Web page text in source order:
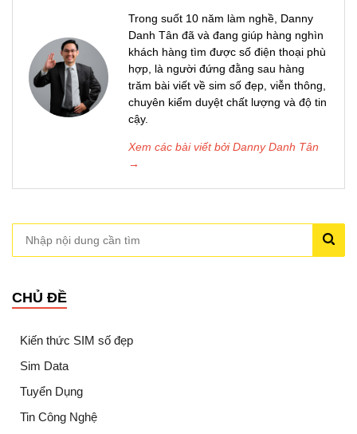
Trong suốt 10 năm làm nghề, Danny
Danh Tân đã và đang giúp hàng nghìn
khách hàng tìm được số điện thoại phù
hợp, là người đứng đằng sau hàng
trăm bài viết về sim số đẹp, viễn thông,
chuyên kiểm duyệt chất lượng và độ tin
cậy.
Xem các bài viết bởi Danny Danh Tân
→
CHỦ ĐỀ
Kiến thức SIM số đẹp
Sim Data
Tuyển Dụng
Tin Công Nghệ